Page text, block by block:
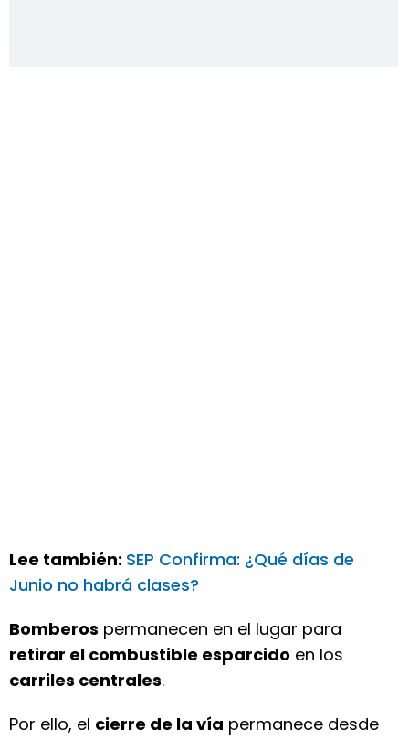
Lee también: SEP Confirma: ¿Qué días de
Junio no habrá clases?
Bomberos permanecen en el lugar para
retirar el combustible esparcido en los
carriles centrales.
Por ello, el cierre de la vía permanece desde